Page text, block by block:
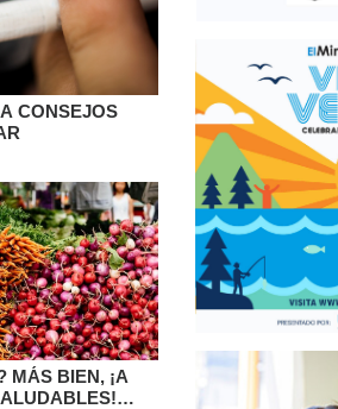
CONSEJOS
MÁS BIEN, ¡A